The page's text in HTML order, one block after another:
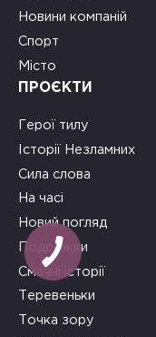
Новини компаній
Спорт
Місто
ПРОЄКТИ
Герої тилу
Історії Незламних
Сила слова
На часі
Новий погляд
Подружки
Смачні історії
Теревеньки
Точка зору
КНОПКА
ЗВ'ЯЗКУ